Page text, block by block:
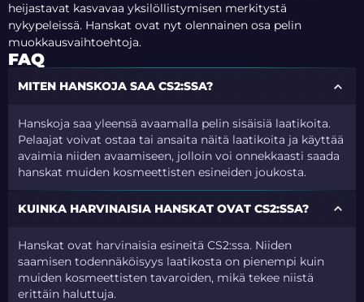
heijastavat kasvavaa yksilöllistymisen merkitystä
nykypeleissä. Hanskat ovat nyt olennainen osa pelin
muokkausvaihtoehtoja.
FAQ
MITEN HANSKOJA SAA CS2:SSA?
Hanskoja saa yleensä avaamalla pelin sisäisiä laatikoita.
Pelaajat voivat ostaa tai ansaita näitä laatikoita ja käyttää
avaimia niiden avaamiseen, jolloin voi onnekkaasti saada
hanskat muiden kosmeettisten esineiden joukosta.
KUINKA HARVINAISIA HANSKAT OVAT CS2:SSA?
Hanskat ovat harvinaisia esineitä CS2:ssa. Niiden
saamisen todennäköisyys laatikosta on pienempi kuin
muiden kosmeettisten tavaroiden, mikä tekee niistä
erittäin haluttuja.